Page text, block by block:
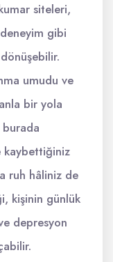
siteleri,
gibi
umudu ve
bir yola
burada
kaybettiğiniz
ruh hâliniz de
kişinin günlük
depresyon